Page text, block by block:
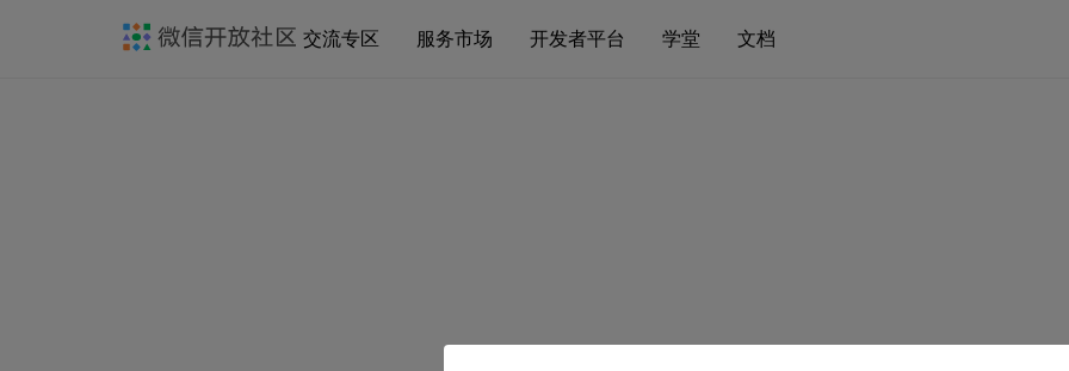
交流专区 服务市场 开发者平台 学堂 文档